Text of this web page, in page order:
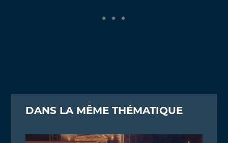
DANS LA MÊME THÉMATIQUE